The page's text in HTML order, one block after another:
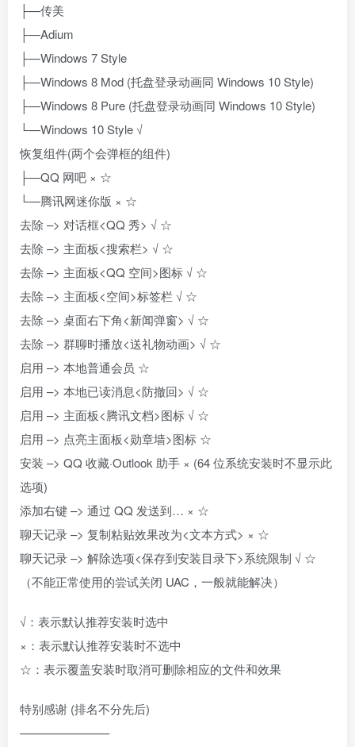
├—传美
├—Adium
├—Windows 7 Style
├—Windows 8 Mod (托盘登录动画同 Windows 10 Style)
├—Windows 8 Pure (托盘登录动画同 Windows 10 Style)
└—Windows 10 Style √
恢复组件(两个会弹框的组件)
├—QQ 网吧 × ☆
└—腾讯网迷你版 × ☆
去除 –> 对话框<QQ 秀> √ ☆
去除 –> 主面板<搜索栏> √ ☆
去除 –> 主面板<QQ 空间>图标 √ ☆
去除 –> 主面板<空间>标签栏 √ ☆
去除 –> 桌面右下角<新闻弹窗> √ ☆
去除 –> 群聊时播放<送礼物动画> √ ☆
启用 –> 本地普通会员 ☆
启用 –> 本地已读消息<防撤回> √ ☆
启用 –> 主面板<腾讯文档>图标 √ ☆
启用 –> 点亮主面板<勋章墙>图标 ☆
安装 –> QQ 收藏·Outlook 助手 × (64 位系统安装时不显示此
选项)
添加右键 –> 通过 QQ 发送到… × ☆
聊天记录 –> 复制粘贴效果改为<文本方式> × ☆
聊天记录 –> 解除选项<保存到安装目录下>系统限制 √ ☆
（不能正常使用的尝试关闭 UAC，一般就能解决）
√：表示默认推荐安装时选中
×：表示默认推荐安装时不选中
☆：表示覆盖安装时取消可删除相应的文件和效果
特别感谢 (排名不分先后)
———————–